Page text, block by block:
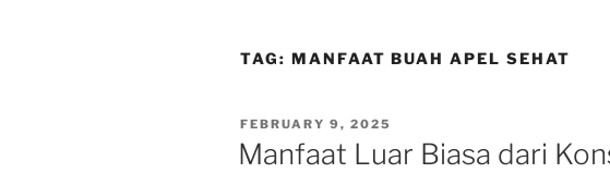
TAG: MANFAAT BUAH APEL SEHAT
POSTED
ON
FEBRUARY 9, 2025
Manfaat Luar Biasa dari